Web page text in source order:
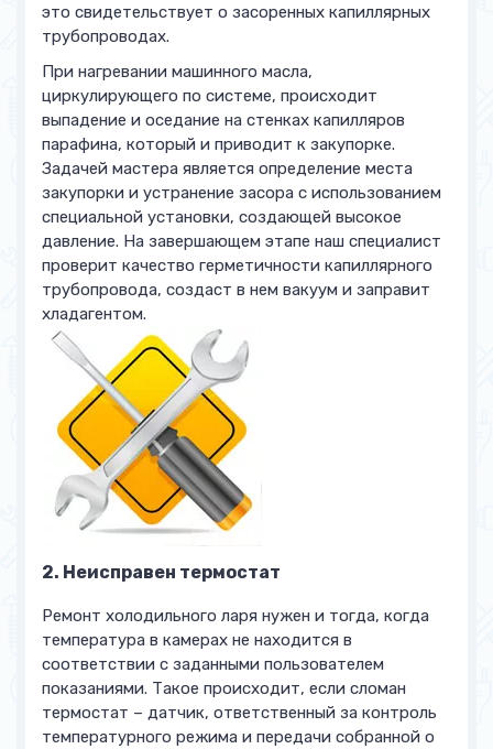
это свидетельствует о засоренных капиллярных
трубопроводах.
При нагревании машинного масла,
циркулирующего по системе, происходит
выпадение и оседание на стенках капилляров
парафина, который и приводит к закупорке.
Задачей мастера является определение места
закупорки и устранение засора с использованием
специальной установки, создающей высокое
давление. На завершающем этапе наш специалист
проверит качество герметичности капиллярного
трубопровода, создаст в нем вакуум и заправит
хладагентом.
2. Неисправен термостат
Ремонт холодильного ларя нужен и тогда, когда
температура в камерах не находится в
соответствии с заданными пользователем
показаниями. Такое происходит, если сломан
термостат – датчик, ответственный за контроль
температурного режима и передачи собранной о